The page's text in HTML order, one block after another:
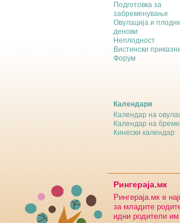
Подготовка за
забременување
Овулација и плодни
денови
Неплодност
Вистински
Форум
Календари
Календар на
Календар на
Кинески календар
Рингераја.мк
Рингераја.мк е
за младите
идни родители